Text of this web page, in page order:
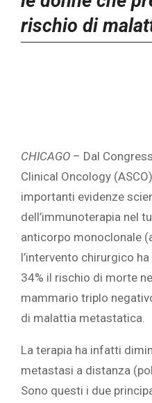
rischio di
CHICAGO – Dal
Clinical Oncology
importanti evidenze
dell’immunoterapia nel
anticorpo monoclonale
l’intervento chirurgico
34% il rischio di morte
mammario triplo
di malattia metastatica.
La terapia ha infatti
metastasi a distanza
Sono questi i due